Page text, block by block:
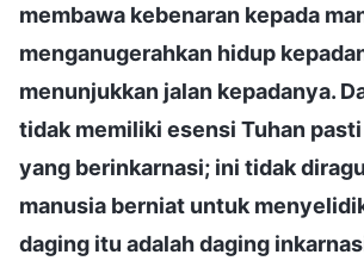
membawa kebenaran kepada
menganugerahkan hidup
menunjukkan jalan kepadanya.
tidak memiliki esensi Tuhan
yang berinkarnasi; ini tidak
manusia berniat untuk
daging itu adalah daging